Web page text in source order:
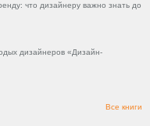
что дизайнеру важно знать до
дизайнеров «Дизайн-
Все книги